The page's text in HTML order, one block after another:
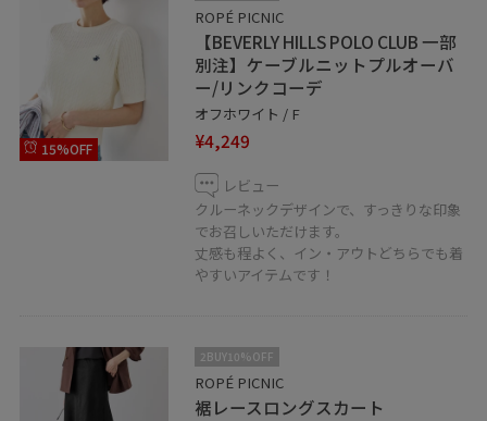
15%OFF
ROPÉ PICNIC
【BEVERLY HILLS POLO CLUB 一部
別注】ケーブルニットプルオーバ
ー/リンクコーデ
オフホワイト / F
¥4,249
レビュー
クルーネックデザインで、すっきりな印象
でお召しいただけます。
丈感も程よく、イン・アウトどちらでも着
やすいアイテムです！
2BUY10%OFF
ROPÉ PICNIC
裾レースロングスカート